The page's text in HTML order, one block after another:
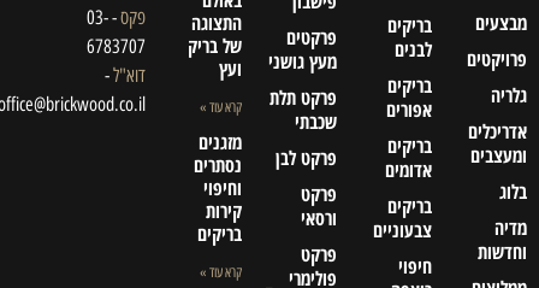
מבצעים
פרויקטים
גלריה
אדריכלים
ומעצבים
בלוג
מדיה
וחדשות
בריקים
לבנים
בריקים
אפורים
בריקים
אדומים
בריקים
צבעוניים
חיפוי
פרקטים
מעץ גושני
פרקט תלת
שכבתי
פרקט לבן
פרקט
ורסאי
פרקט
פולימרי
התצוגה
של בריק
ועץ
קרא עוד »
מזגנים
נסתרים
וחיפוי
קירות
בריקים
קרא עוד »
פקס
- 03-
6783707
דוא"ל-
office@brickwood.co.il